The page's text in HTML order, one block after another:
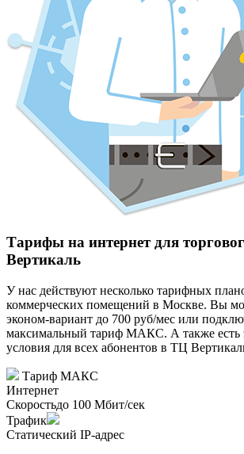
Тарифы на интернет для
Вертикаль
У нас действуют несколько тарифных
коммерческих помещений в Москве. Вы
эконом-вариант до 700 руб/мес или
максимальный тариф МАКС. А также есть
условия для всех абонентов в ТЦ
Тариф МАКС
Интернет
Скоростьдо 100 Мбит/сек
Трафик
Статический IP-адрес